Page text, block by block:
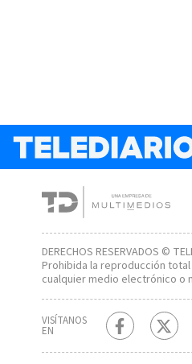
DERECHOS RESERVADOS ©
Prohibida la reproducción
cualquier medio electrónico o
VISÍTANOS
EN